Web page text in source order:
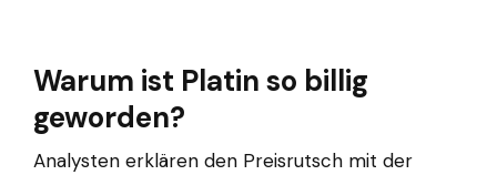
Warum ist Platin so billig
geworden?
Analysten erklären den Preisrutsch mit der